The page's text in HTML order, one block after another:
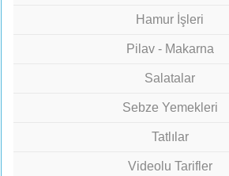
Hamur İşleri
Pilav - Makarna
Salatalar
Sebze Yemekleri
Tatlılar
Videolu Tarifler